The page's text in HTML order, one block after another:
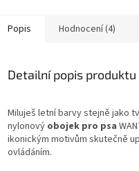
Popis Hodnocení (4)
Detailní popis produktu
Miluješ letní barvy stejně jako
nylonový obojek pro psa
ikonickým motivům skutečně
ovládáním.